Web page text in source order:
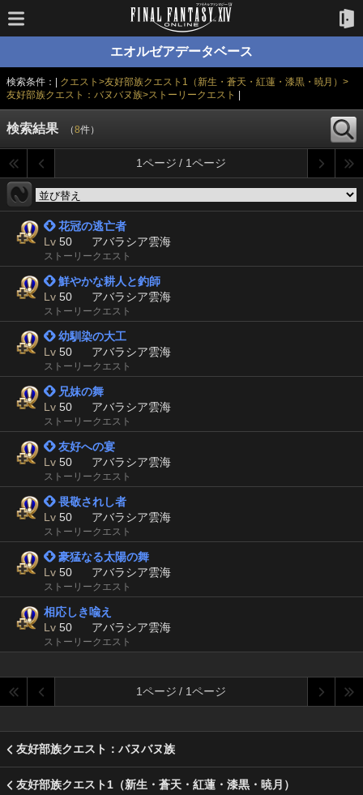
エオルゼアデータベース
検索条件：| クエスト>友好部族クエスト1（新生・蒼天・紅蓮・漆黒・暁月）>
友好部族クエスト：バヌバヌ族>ストーリークエスト
検索結果 （8件）
1ページ / 1ページ
 花冠の逃亡者
Lv 50 アバラシア雲海
ストーリークエスト
 鮮やかな耕人と釣師
Lv 50 アバラシア雲海
ストーリークエスト
 幼馴染の大工
Lv 50 アバラシア雲海
ストーリークエスト
 兄妹の舞
Lv 50 アバラシア雲海
ストーリークエスト
 友好への宴
Lv 50 アバラシア雲海
ストーリークエスト
 畏敬されし者
Lv 50 アバラシア雲海
ストーリークエスト
 豪猛なる太陽の舞
Lv 50 アバラシア雲海
ストーリークエスト
相応しき喩え
Lv 50 アバラシア雲海
ストーリークエスト
1ページ / 1ページ
友好部族クエスト：バヌバヌ族
友好部族クエスト1（新生・蒼天・紅蓮・漆黒・暁月）